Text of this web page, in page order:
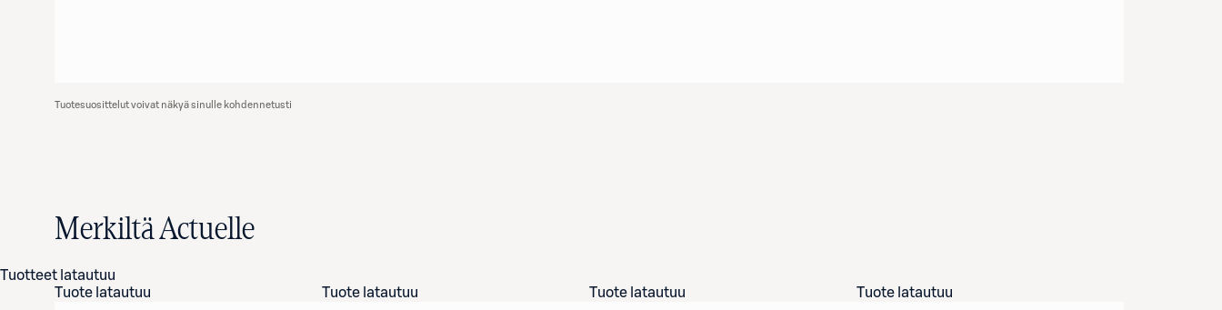
Tuotesuosittelut voivat näkyä sinulle kohdennetusti
Merkiltä Actuelle
Tuotteet latautuu
Tuote latautuu
Tuote latautuu Tuote latautuu Tuote latautuu